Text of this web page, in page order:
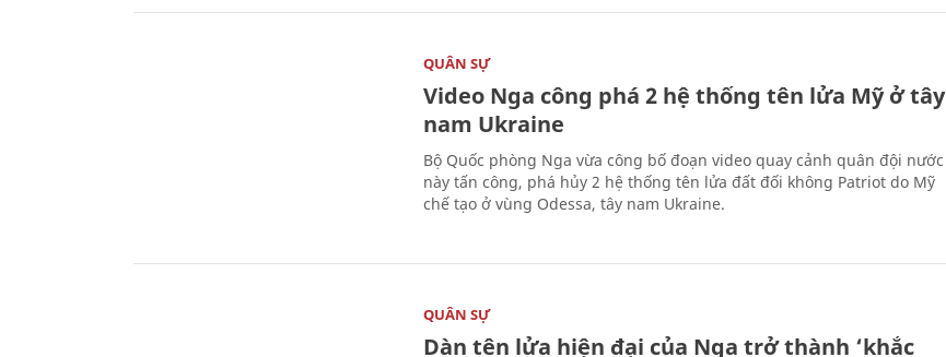
QUÂN SỰ
Video Nga công phá 2 hệ thống tên lửa Mỹ ở tây
nam Ukraine
Bộ Quốc phòng Nga vừa công bố đoạn video quay cảnh quân đội nước
này tấn công, phá hủy 2 hệ thống tên lửa đất đối không Patriot do Mỹ
chế tạo ở vùng Odessa, tây nam Ukraine.
QUÂN SỰ
Dàn tên lửa hiện đại của Nga trở thành ‘khắc